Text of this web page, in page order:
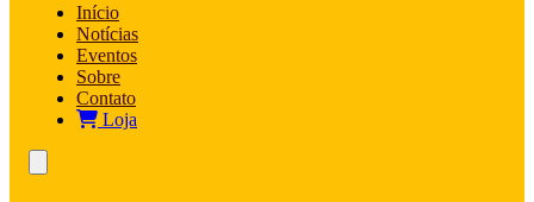
Início
Notícias
Eventos
Sobre
Contato
Loja